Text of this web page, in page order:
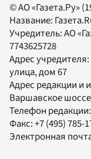
© АО «Газета.Ру»
Название:
Учредитель:АО
7743625728
Адрес
улица, дом 67
Адрес редакции и
Варшавское
Телефон редакции:
Факс:+7 (495) 785-
Электронная